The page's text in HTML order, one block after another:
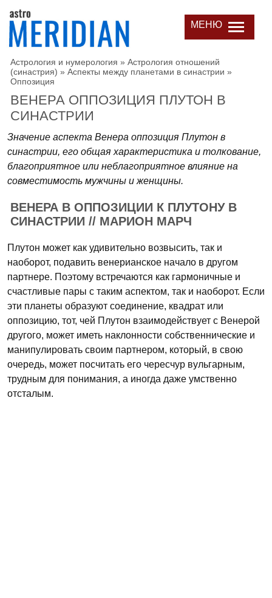
МЕНЮ
Астрология и нумерология » Астрология отношений
(синастрия) » Аспекты между планетами в синастрии »
Оппозиция
ВЕНЕРА ОППОЗИЦИЯ ПЛУТОН В
СИНАСТРИИ
Значение аспекта Венера оппозиция Плутон в
синастрии, его общая характеристика и толкование,
благоприятное или неблагоприятное влияние на
совместимость мужчины и женщины.
ВЕНЕРА В ОППОЗИЦИИ К ПЛУТОНУ В
СИНАСТРИИ // МАРИОН МАРЧ
Плутон может как удивительно возвысить, так и
наоборот, подавить венерианское начало в другом
партнере. Поэтому встречаются как гармоничные и
счастливые пары с таким аспектом, так и наоборот. Если
эти планеты образуют соединение, квадрат или
оппозицию, тот, чей Плутон взаимодействует с Венерой
другого, может иметь наклонности собственнические и
манипулировать своим партнером, который, в свою
очередь, может посчитать его чересчур вульгарным,
трудным для понимания, а иногда даже умственно
отсталым.